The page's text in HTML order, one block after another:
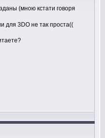
(мною кстати говоря
для 3DO не так проста((